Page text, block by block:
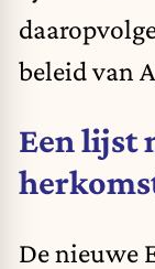
beleid van
Een lijst
De nieuwe